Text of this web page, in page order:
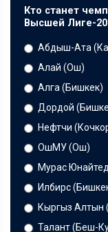
Кто станет
Высшей Лиге-
Абдыш-Ата
Алай (Ош)
Алга (Бишкек)
Дордой
Нефтчи
ОшМУ (Ош)
Мурас
Илбирс
Кыргыз Алтын
Талант (Беш-